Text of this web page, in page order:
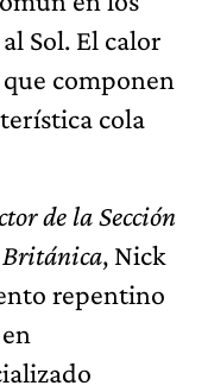
Sol. El calor
componen
cola
de la Sección
Británica, Nick
repentino